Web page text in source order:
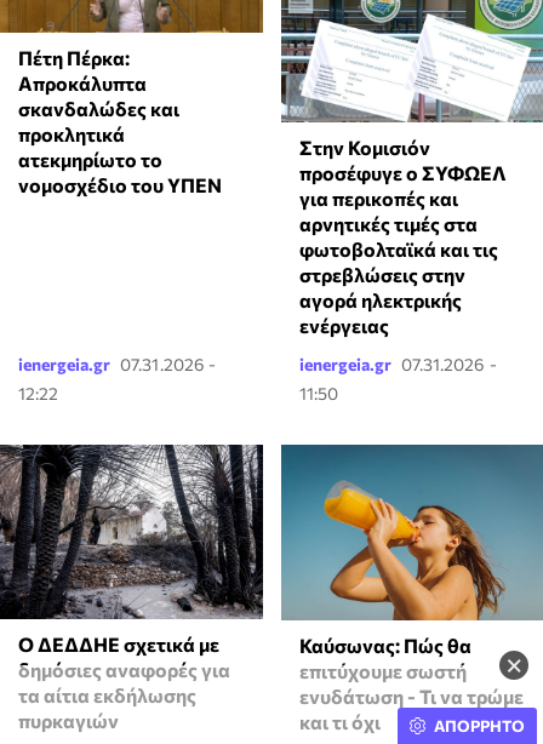
×
Πέτη Πέρκα:
Απροκάλυπτα
σκανδαλώδες και
προκλητικά
ατεκμηρίωτο το
νομοσχέδιο του ΥΠΕΝ
ienergeia.gr 07.31.2026 -
12:22
Στην Κομισιόν
προσέφυγε ο ΣΥΦΩΕΛ
για περικοπές και
αρνητικές τιμές στα
φωτοβολταϊκά και τις
στρεβλώσεις στην
αγορά ηλεκτρικής
ενέργειας
ienergeia.gr 07.31.2026 -
11:50
Ο ΔΕΔΔΗΕ σχετικά με
δημόσιες αναφορές για
τα αίτια εκδήλωσης
πυρκαγιών
Καύσωνας: Πώς θα
επιτύχουμε σωστή
ενυδάτωση - Τι να τρώμε
και τι όχι
ΑΠΟΡΡΗΤΟ